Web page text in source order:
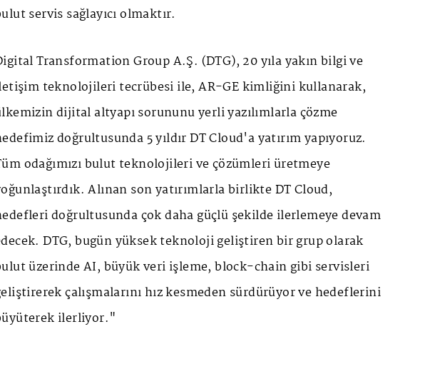
servis sağlayıcı olmaktır.
Transformation Group A.Ş. (DTG), 20 yıla yakın bilgi ve
teknolojileri tecrübesi ile, AR-GE kimliğini kullanarak,
dijital altyapı sorununu yerli yazılımlarla çözme
doğrultusunda 5 yıldır DT Cloud'a yatırım yapıyoruz.
odağımızı bulut teknolojileri ve çözümleri üretmeye
Alınan son yatırımlarla birlikte DT Cloud,
doğrultusunda çok daha güçlü şekilde ilerlemeye devam
DTG, bugün yüksek teknoloji geliştiren bir grup olarak
üzerinde AI, büyük veri işleme, block-chain gibi servisleri
çalışmalarını hız kesmeden sürdürüyor ve hedeflerini
ilerliyor."